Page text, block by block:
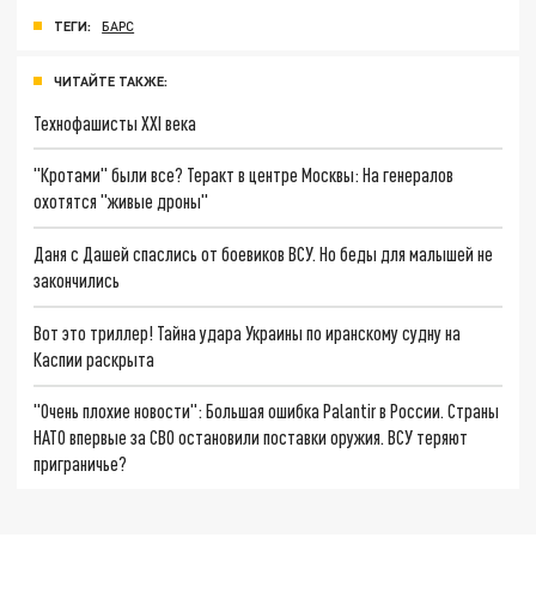
ТЕГИ: БАРС
ЧИТАЙТЕ ТАКЖЕ:
Технофашисты XXI века
"Кротами" были все? Теракт в центре Москвы: На генералов
охотятся "живые дроны"
Даня с Дашей спаслись от боевиков ВСУ. Но беды для малышей не
закончились
Вот это триллер! Тайна удара Украины по иранскому судну на
Каспии раскрыта
"Очень плохие новости": Большая ошибка Palantir в России. Страны
НАТО впервые за СВО остановили поставки оружия. ВСУ теряют
приграничье?